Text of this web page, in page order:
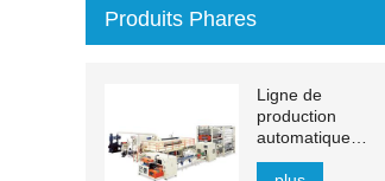
Produits Phares
Ligne de
production
automatique
d'essuie-mains en